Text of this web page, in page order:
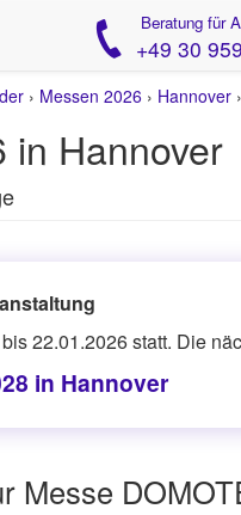
Beratung für
+49 30
› Messen 2026 › Hannover ›
in Hannover
22.01.2026 statt. Die
in Hannover
Messe